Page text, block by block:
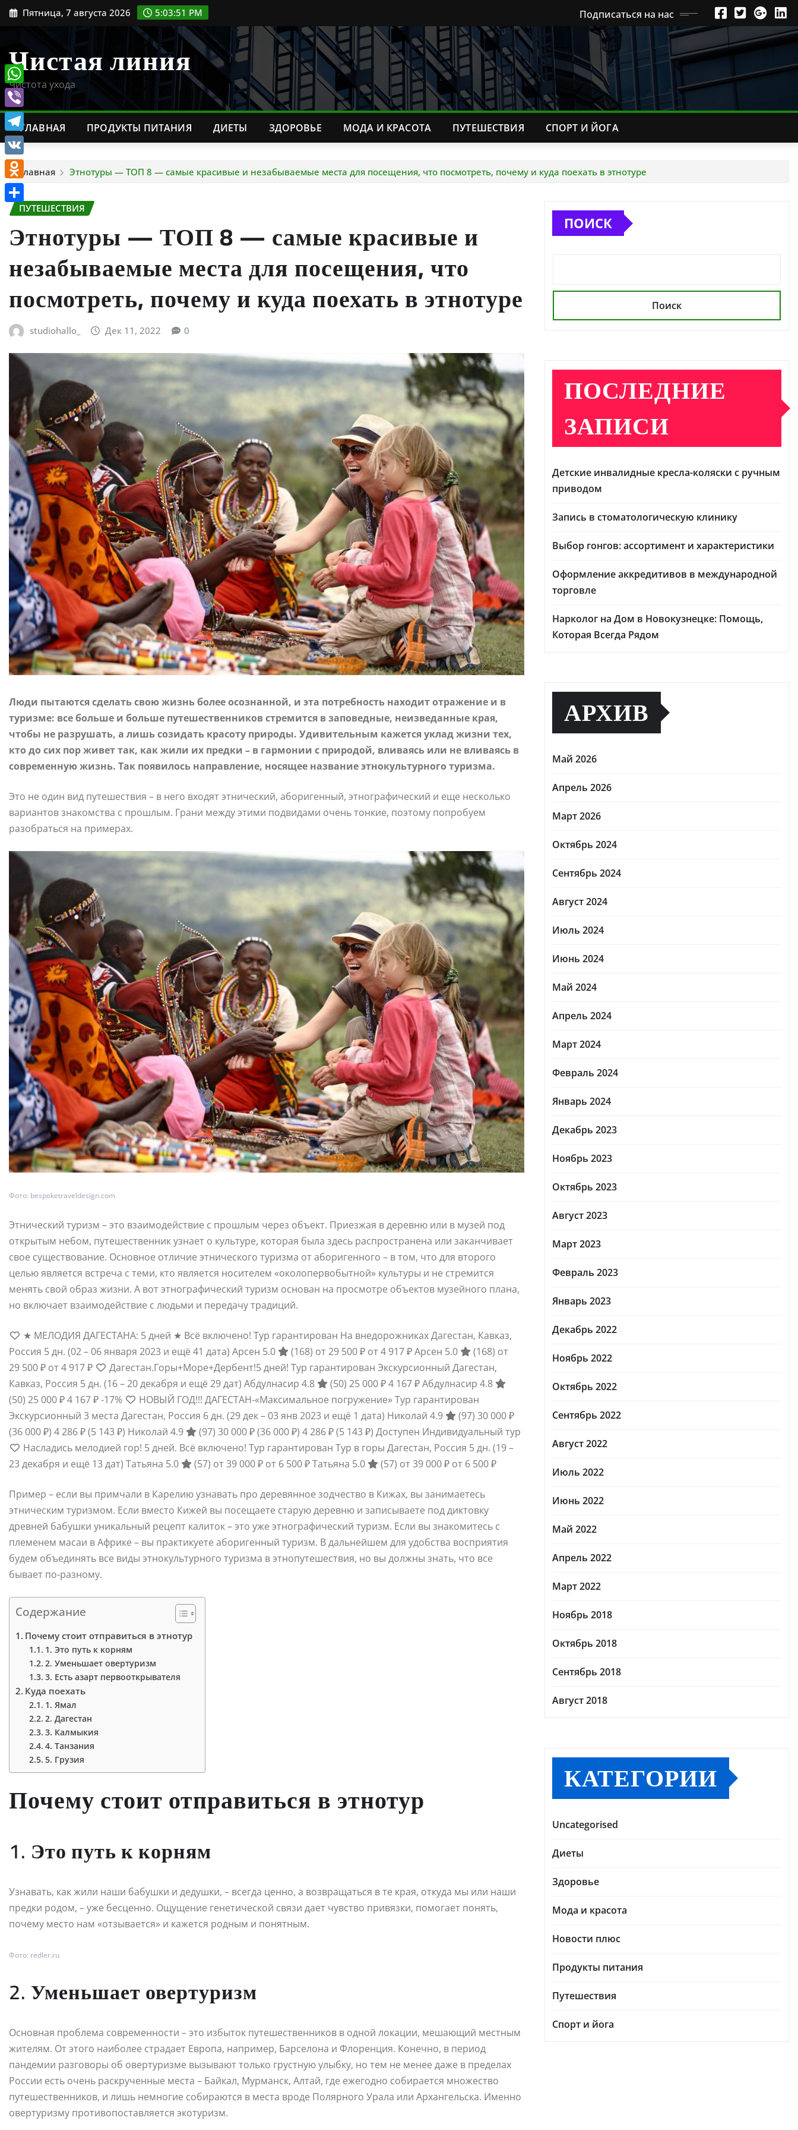
ПерейтиПятница, 7 августа 2026 5:03:53 PM Подписаться на нас
Чистая линия
Чистота ухода
ГЛАВНАЯ ПРОДУКТЫ ПИТАНИЯ ДИЕТЫ ЗДОРОВЬЕ МОДА И КРАСОТА ПУТЕШЕСТВИЯ СПОРТ И ЙОГА
Главная Этнотуры — ТОП 8 — самые красивые и незабываемые места для посещения, что посмотреть, почему и куда поехать в этнотуре
ПУТЕШЕСТВИЯ
Этнотуры — ТОП 8 — самые красивые и
незабываемые места для посещения, что
посмотреть, почему и куда поехать в этнотуре
studiohallo_ Дек 11, 2022 0
Люди пытаются сделать свою жизнь более осознанной, и эта потребность находит отражение и в
туризме: все больше и больше путешественников стремится в заповедные, неизведанные края,
чтобы не разрушать, а лишь созидать красоту природы. Удивительным кажется уклад жизни тех,
кто до сих пор живет так, как жили их предки – в гармонии с природой, вливаясь или не вливаясь в
современную жизнь. Так появилось направление, носящее название этнокультурного туризма.
Это не один вид путешествия – в него входят этнический, аборигенный, этнографический и еще несколько
вариантов знакомства с прошлым. Грани между этими подвидами очень тонкие, поэтому попробуем
разобраться на примерах.
Фото: bespoketraveldesign.com
Этнический туризм – это взаимодействие с прошлым через объект. Приезжая в деревню или в музей под
открытым небом, путешественник узнает о культуре, которая была здесь распространена или заканчивает
свое существование. Основное отличие этнического туризма от аборигенного – в том, что для второго
целью является встреча с теми, кто является носителем «околопервобытной» культуры и не стремится
менять свой образ жизни. А вот этнографический туризм основан на просмотре объектов музейного плана,
но включает взаимодействие с людьми и передачу традиций.
★ МЕЛОДИЯ ДАГЕСТАНА: 5 дней ★ Всё включено! Тур гарантирован На внедорожниках Дагестан, Кавказ,
Россия 5 дн. (02 – 06 января 2023 и ещё 41 дата) Арсен 5.0 (168) от 29 500 ₽ от 4 917 ₽Арсен 5.0 (168) от
29 500 ₽ от 4 917 ₽
Дагестан.Горы+Море+Дербент!5 дней! Тур гарантирован Экскурсионный Дагестан,
Кавказ, Россия 5 дн. (16 – 20 декабря и ещё 29 дат) Абдулнасир 4.8 (50) 25 000 ₽4 167 ₽Абдулнасир 4.8
(50) 25 000 ₽4 167 ₽-17%
НОВЫЙ ГОД!!! ДАГЕСТАН-«Максимальное погружение» Тур гарантирован
Экскурсионный 3 места Дагестан, Россия 6 дн. (29 дек – 03 янв 2023 и ещё 1 дата) Николай 4.9 (97) 30 000 ₽
(36 000 ₽) 4 286 ₽(5 143 ₽) Николай 4.9 (97) 30 000 ₽(36 000 ₽) 4 286 ₽(5 143 ₽) Доступен Индивидуальный тур
Насладись мелодией гор! 5 дней. Всё включено! Тур гарантирован Тур в горы Дагестан, Россия 5 дн. (19 –
23 декабря и ещё 13 дат) Татьяна 5.0 (57) от 39 000 ₽ от 6 500 ₽Татьяна 5.0 (57) от 39 000 ₽ от 6 500 ₽
Пример – если вы примчали в Карелию узнавать про деревянное зодчество в Кижах, вы занимаетесь
этническим туризмом. Если вместо Кижей вы посещаете старую деревню и записываете под диктовку
древней бабушки уникальный рецепт калиток – это уже этнографический туризм. Если вы знакомитесь с
племенем масаи в Африке – вы практикуете аборигенный туризм. В дальнейшем для удобства восприятия
будем объединять все виды этнокультурного туризма в этнопутешествия, но вы должны знать, что все
бывает по-разному.
Содержание
Почему стоит отправиться в этнотур
1. Это путь к корням
2. Уменьшает овертуризм
3. Есть азарт первооткрывателя
Куда поехать
1. Ямал
2. Дагестан
3. Калмыкия
4. Танзания
5. Грузия
Почему стоит отправиться в этнотур
1. Это путь к корням
Узнавать, как жили наши бабушки и дедушки, – всегда ценно, а возвращаться в те края, откуда мы или наши
предки родом, – уже бесценно. Ощущение генетической связи дает чувство привязки, помогает понять,
почему место нам «отзывается» и кажется родным и понятным.
Фото: redler.ru
2. Уменьшает овертуризм
Основная проблема современности – это избыток путешественников в одной локации, мешающий местным
жителям. От этого наиболее страдает Европа, например, Барселона и Флоренция. Конечно, в период
пандемии разговоры об овертуризме вызывают только грустную улыбку, но тем не менее даже в пределах
России есть очень раскрученные места – Байкал, Мурманск, Алтай, где ежегодно собирается множество
путешественников, и лишь немногие собираются в места вроде Полярного Урала или Архангельска. Именно
овертуризму противопоставляется экотуризм.
ПОИСК
Поиск
ПОСЛЕДНИЕ
ЗАПИСИ
Детские инвалидные кресла-коляски с ручным
приводом
Запись в стоматологическую клинику
Выбор гонгов: ассортимент и характеристики
Оформление аккредитивов в международной
торговле
Нарколог на Дом в Новокузнецке: Помощь,
Которая Всегда Рядом
АРХИВ
Май 2026
Апрель 2026
Март 2026
Октябрь 2024
Сентябрь 2024
Август 2024
Июль 2024
Июнь 2024
Май 2024
Апрель 2024
Март 2024
Февраль 2024
Январь 2024
Декабрь 2023
Ноябрь 2023
Октябрь 2023
Август 2023
Март 2023
Февраль 2023
Январь 2023
Декабрь 2022
Ноябрь 2022
Октябрь 2022
Сентябрь 2022
Август 2022
Июль 2022
Июнь 2022
Май 2022
Апрель 2022
Март 2022
Ноябрь 2018
Октябрь 2018
Сентябрь 2018
Август 2018
КАТЕГОРИИ
Uncategorised
Диеты
Здоровье
Мода и красота
Новости плюс
Продукты питания
Путешествия
Спорт и йога
WhatsApp
Viber
Telegram
VK
Odnoklassniki
Отправить